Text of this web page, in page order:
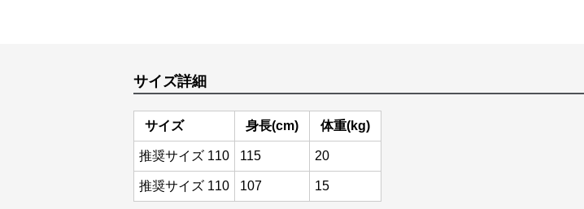
サイズ詳細
サイズ 身長(cm) 体重(kg)
推奨サイズ 110 115 20
推奨サイズ 110 107 15